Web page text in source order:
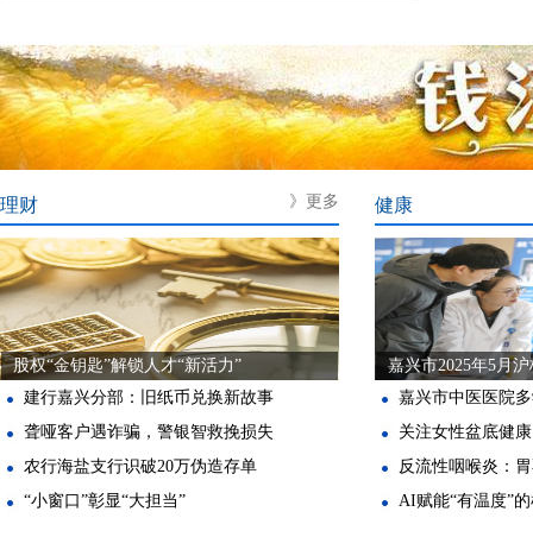
理财 》更多
股权“金钥匙”解锁人才“新活力”
建行嘉兴分部：旧纸币兑换新故事
聋哑客户遇诈骗，警银智救挽损失
农行海盐支行识破20万伪造存单
“小窗口”彰显“大担当”
健康
嘉兴市2025年5月
嘉兴市中医医院
关注女性盆底健
反流性咽喉炎：
AI赋能“有温度”